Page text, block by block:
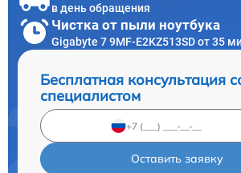
в день обращения
Чистка от пыли ноутбука
Gigabyte 7 9MF-E2KZ513SD от 35
Бесплатная консультация
специалистом
Оставить заявку